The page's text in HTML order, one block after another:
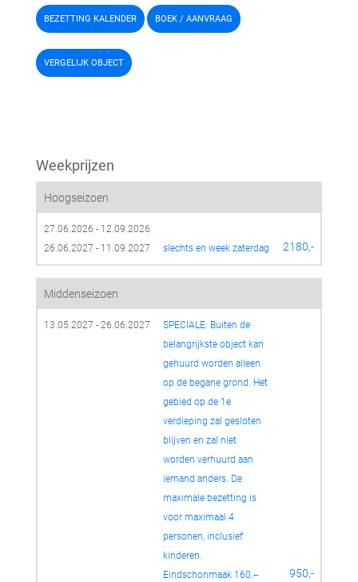
BEZETTING KALENDER BOEK / AANVRAAG
VERGELIJK OBJECT
Weekprijzen
Hoogseizoen
27.06.2026 - 12.09.2026
26.06.2027 - 11.09.2027
slechts en week zaterdag 2180,-
Middenseizoen
13.05.2027 - 26.06.2027
SPECIALE: Buiten de
belangrijkste object kan
gehuurd worden alleen
op de begane grond. Het
gebied op de 1e
verdieping zal gesloten
blijven en zal niet
worden verhuurd aan
iemand anders. De
maximale bezetting is
voor maximaal 4
personen, inclusief
kinderen.
Eindschonmaak 160.--
950,-